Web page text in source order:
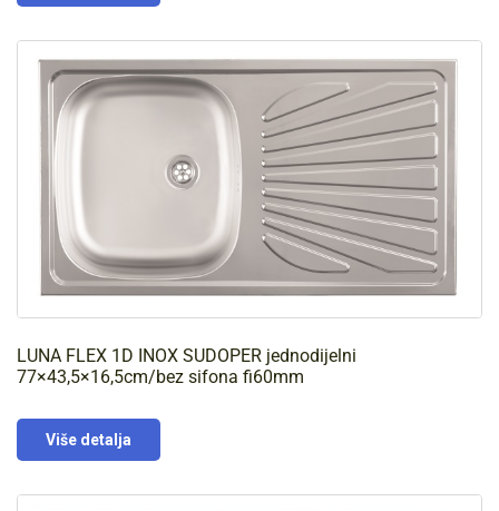
LUNA FLEX 1D INOX SUDOPER jednodijelni
77×43,5×16,5cm/bez sifona fi60mm
Više detalja